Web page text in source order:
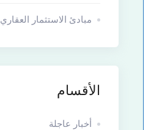
مبادئ الاستثمار العقاري
الأقسام
أخبار عاجلة